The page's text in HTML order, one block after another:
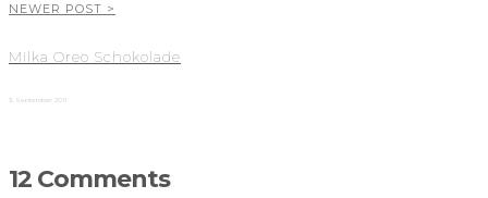
NEWER POST >
Milka Oreo Schokolade
3. September 2011
12 Comments